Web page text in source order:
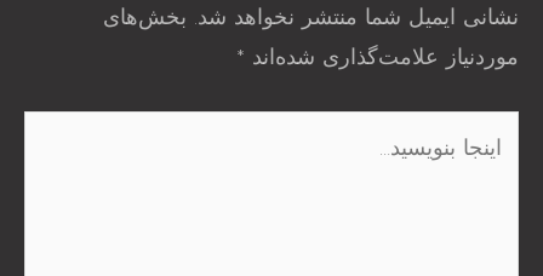
نشانی ایمیل شما منتشر نخواهد شد. بخش‌های
موردنیاز علامت‌گذاری شده‌اند *